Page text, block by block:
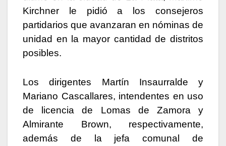
Kirchner le pidió a los consejeros
partidarios que avanzaran en nóminas de
unidad en la mayor cantidad de distritos
posibles.
Los dirigentes Martín Insaurralde y
Mariano Cascallares, intendentes en uso
de licencia de Lomas de Zamora y
Almirante Brown, respectivamente,
además de la jefa comunal de